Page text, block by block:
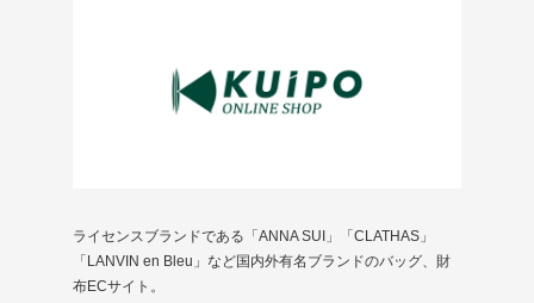
ライセンスブランドである「ANNA SUI」「CLATHAS」
「LANVIN en Bleu」など国内外有名ブランドのバッグ、財
布ECサイト。